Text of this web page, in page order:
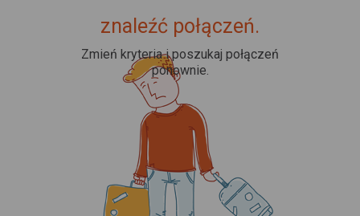
znaleźć połączeń.
Zmień kryteria i poszukaj połączeń
ponownie.